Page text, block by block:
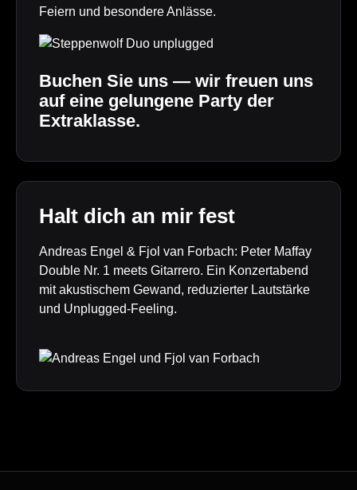
Feiern und besondere Anlässe.
Buchen Sie uns — wir freuen uns
auf eine gelungene Party der
Extraklasse.
Halt dich an mir fest
Andreas Engel & Fjol van Forbach: Peter Maffay
Double Nr. 1 meets Gitarrero. Ein Konzertabend
mit akustischem Gewand, reduzierter Lautstärke
und Unplugged-Feeling.